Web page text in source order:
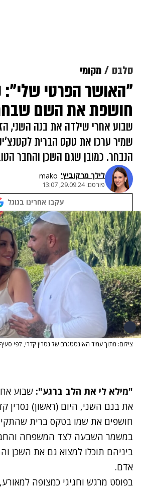
סלבס מקומי
"האושר הפרטי שלי":
חושפת את השם
שבוע אחרי שילדה את בנה השני,
שמיר ערכו את טקס הברית
הנבחר. כמובן שגם השכן והחבר
לילך מרקוביץ' mako
פורסם:29.09.24, 13:07
עקבו אחרינו בגוגל
צילום: מתוך עמוד האינסטגרם של נסרין קדרי, לפי סעיף 27 א'
"מילא לי את הלב ברגע": שבוע
את בנם השני, היום (ראשון) נסרין
חושפים את שמו בטקס ברית
במשמר השבעה לצד המשפחה
ביניהם תוכלו למצוא גם את השכן
אדם.
בפוסט מרגש וחגיגי כמצופה